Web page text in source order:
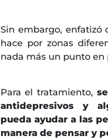
Sin embargo, enfatizó
hace por zonas
nada más un punto en
Para el tratamiento,
antidepresivos y
pueda ayudar a las
manera de pensar y